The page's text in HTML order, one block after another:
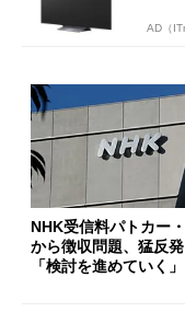
AD（
NHK受信料パトカー
から徴収問題、猛反
「検討を進めていく